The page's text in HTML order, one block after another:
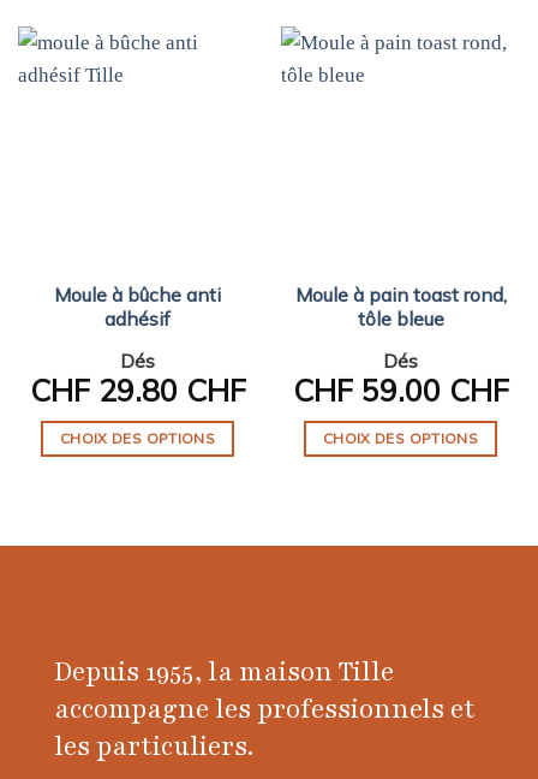
Moule à bûche anti
adhésif
Dés
CHF29.80 CHF
CHOIX DES OPTIONS
plusieurs
peuvent
être
choisies
sur
Moule à pain toast rond,
tôle bleue
Dés
CHF59.00 CHF
CHOIX DES OPTIONS
plusieurs
choisies
Depuis 1955, la maison Tille
accompagne les professionnels et
les particuliers.